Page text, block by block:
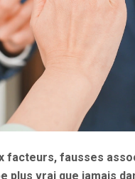
facteurs, fausses
plus vrai que jamais